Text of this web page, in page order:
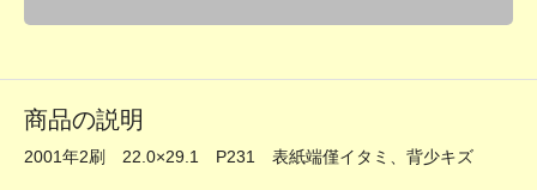
商品の説明
2001年2刷 22.0×29.1 P231 表紙端僅イタミ、背少キズ